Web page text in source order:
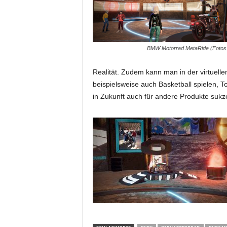
BMW Motorrad MetaRide
Realität. Zudem kann man in der
beispielsweise auch Basketball spielen,
in Zukunft auch für andere Produkte